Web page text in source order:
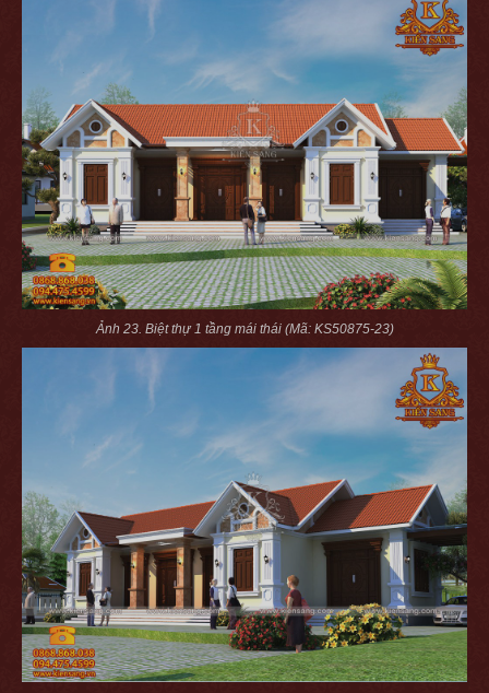
Ảnh 23. Biệt thự 1 tầng mái thái (Mã: KS50875-23)